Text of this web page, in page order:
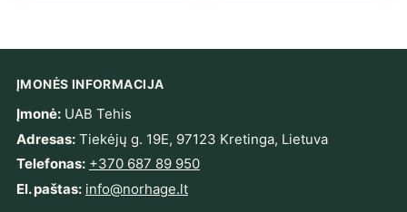
ĮMONĖS INFORMACIJA
Įmonė:UAB Tehis
Adresas:Tiekėjų g. 19E, 97123 Kretinga, Lietuva
Telefonas: +370 687 89 950
El. paštas: info@norhage.lt